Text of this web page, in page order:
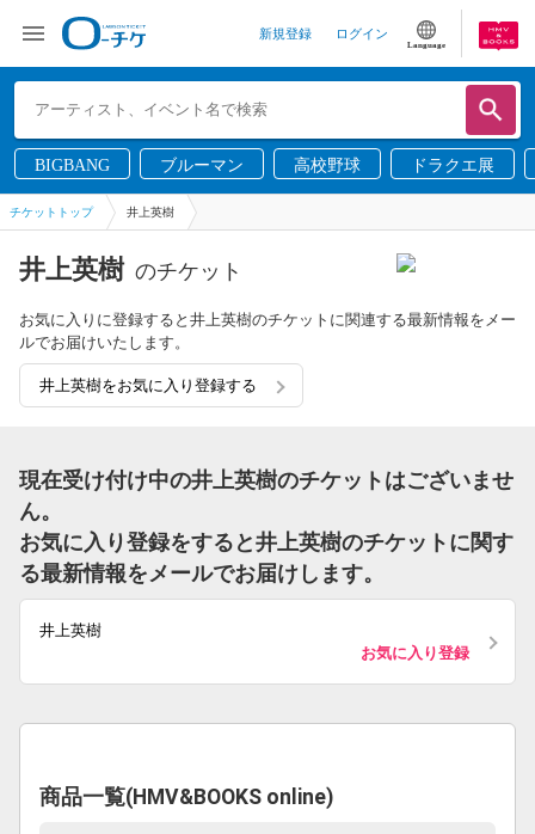
新規登録 ログイン
Language
BIGBANG ブルーマン 高校野球 ドラクエ展
チケットトップ 井上英樹
井上英樹 のチケット
お気に入りに登録すると井上英樹のチケットに関連する最新情報をメー
ルでお届けいたします。
井上英樹をお気に入り登録する
現在受け付け中の井上英樹のチケットはございませ
ん。
お気に入り登録をすると井上英樹のチケットに関す
る最新情報をメールでお届けします。
井上英樹
お気に入り登録
商品一覧(HMV&BOOKS online)